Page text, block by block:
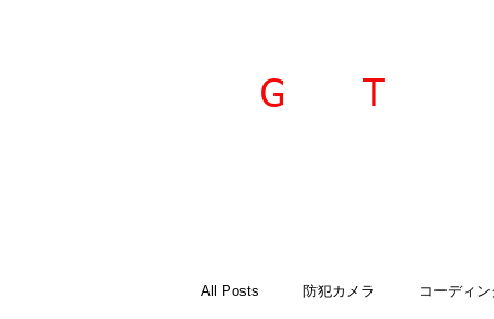
G T
All Posts 防犯カメラ コーディン